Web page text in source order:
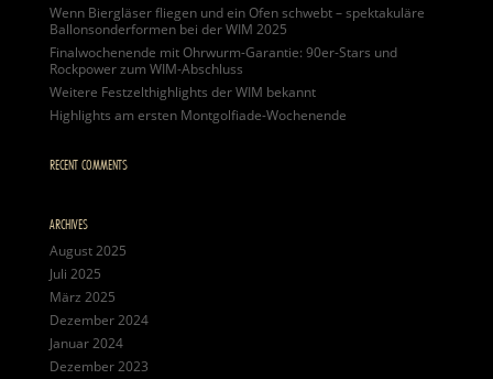
Wenn Biergläser fliegen und ein Ofen schwebt – spektakuläre
Ballonsonderformen bei der WIM 2025
Finalwochenende mit Ohrwurm-Garantie: 90er-Stars und
Rockpower zum WIM-Abschluss
Weitere Festzelthighlights der WIM bekannt
Highlights am ersten Montgolfiade-Wochenende
RECENT COMMENTS
ARCHIVES
August 2025
Juli 2025
März 2025
Dezember 2024
Januar 2024
Dezember 2023